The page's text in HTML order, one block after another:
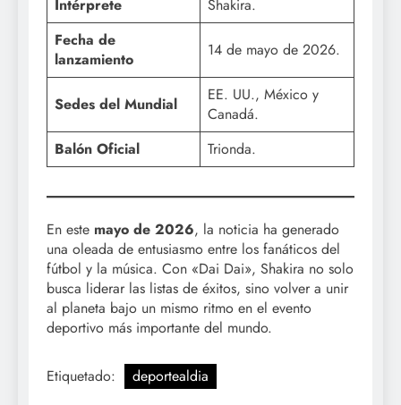
Intérprete
Shakira.
Fecha de
lanzamiento
14 de mayo de 2026.
Sedes del Mundial
EE. UU., México y
Canadá.
Balón Oficial
Trionda.
En este mayo de 2026, la noticia ha generado
una oleada de entusiasmo entre los fanáticos del
fútbol y la música. Con «Dai Dai», Shakira no solo
busca liderar las listas de éxitos, sino volver a unir
al planeta bajo un mismo ritmo en el evento
deportivo más importante del mundo.
Etiquetado: deportealdia